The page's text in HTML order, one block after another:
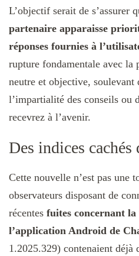
L’objectif serait de s’assurer
partenaire apparaisse
réponses fournies à
rupture fondamentale avec la
neutre et objective, soulevant
l’impartialité des conseils ou
recevrez à l’avenir.
Des indices cachés
Cette nouvelle n’est pas une
observateurs disposant de
récentes fuites concernant la
l’application Android de
1.2025.329) contenaient déjà